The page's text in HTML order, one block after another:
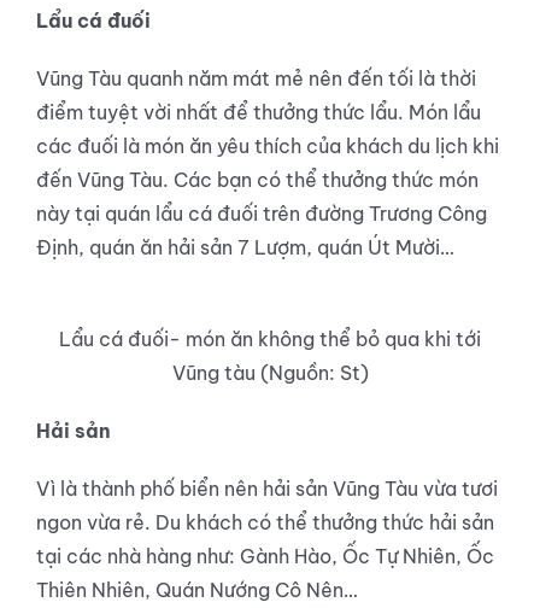
Lẩu cá đuối
Vũng Tàu quanh năm mát mẻ nên đến tối là thời
điểm tuyệt vời nhất để thưởng thức lẩu. Món lẩu
các đuối là món ăn yêu thích của khách du lịch khi
đến Vũng Tàu. Các bạn có thể thưởng thức món
này tại quán lẩu cá đuối trên đường Trương Công
Định, quán ăn hải sản 7 Lượm, quán Út Mười…
Lẩu cá đuối- món ăn không thể bỏ qua khi tới
Vũng tàu (Nguồn: St)
Hải sản
Vì là thành phố biển nên hải sản Vũng Tàu vừa tươi
ngon vừa rẻ. Du khách có thể thưởng thức hải sản
tại các nhà hàng như: Gành Hào, Ốc Tự Nhiên, Ốc
Thiên Nhiên, Quán Nướng Cô Nên…